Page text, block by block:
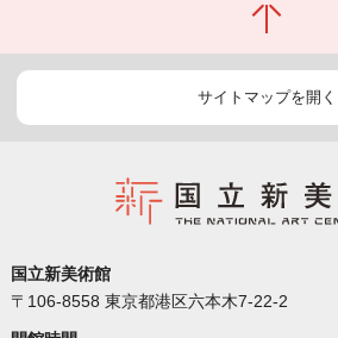
サイトマップを開く
国立新美術館
〒106-8558 東京都港区六本木7-22-2